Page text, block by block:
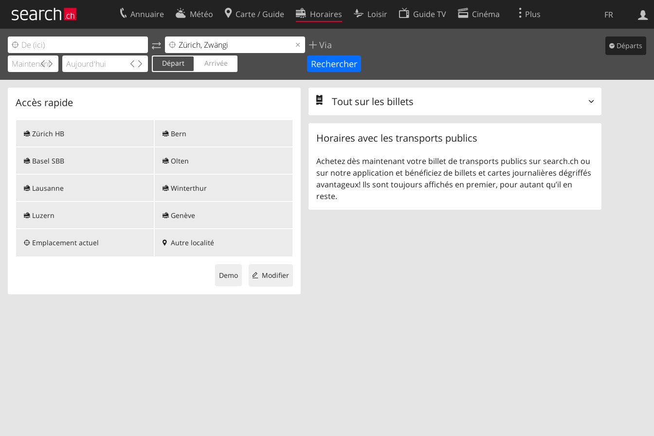
FR
Annuaire Météo Carte / Guide Horaires Loisir Guide TV Cinéma Plus
Via
Départ Arrivée
Départs
Accès rapide
Zürich HB
Basel SBB
Lausanne
Luzern
Bern
Olten
Winterthur
Genève
Emplacement actuel Autre localité
Modifier
Demo
Tout sur les billets
Horaires avec les transports publics
Achetez dès maintenant votre billet de transports publics sur search.ch ou
sur notre application et bénéficiez de billets et cartes journalières dégriffés
avantageux! Ils sont toujours affichés en premier, pour autant qu’il en
reste.
Votre inscription
Centre clients
Contact
Conditions d’utilisation
Préférences de cookies